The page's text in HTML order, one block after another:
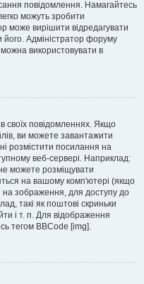
повідомлення. Намагайтесь
можуть зробити
може вирішити відредагувати
Адміністратор форуму
можна використовувати в
своїх повідомленнях. Якщо
ви можете завантажити
розмістити посилання на
веб-сервері. Наприклад:
можете розміщувати
на вашому комп'ютері (якщо
на зображення, для доступу до
такі як поштові скриньки
і т. п. Для відображення
тегом BBCode [img].